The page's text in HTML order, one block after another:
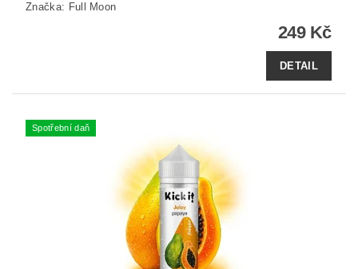
Značka: Full Moon
249 Kč
DETAIL
Spotřební daň